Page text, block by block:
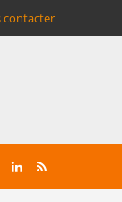
contacter